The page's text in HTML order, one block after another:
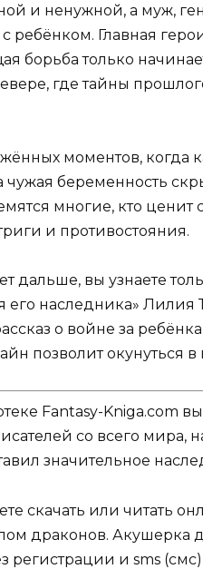
и ненужной, а муж,
ребёнком. Главная
борьба только
где тайны
моментов, когда
беременность
многие, кто
и противостояния.
дальше, вы узнаете
наследника» Лилия
о войне за
позволит окунуться в
Fantasy-Kniga.com
со всего мира,
значительное
скачать или читать
драконов. Акушерка
регистрации и sms